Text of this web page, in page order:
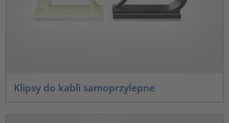
Klipsy do kabli samoprzylepne